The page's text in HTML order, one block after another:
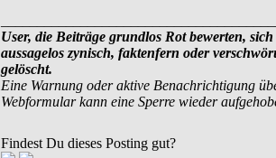
User, die Beiträge grundlos Rot bewerten,
aussagelos zynisch, faktenfern oder
gelöscht.
Eine Warnung oder aktive Benachrichtigung
Webformular kann eine Sperre wieder
Findest Du dieses Posting gut?